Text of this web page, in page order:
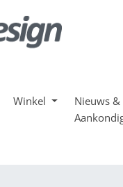
Winkel
Nieuws &